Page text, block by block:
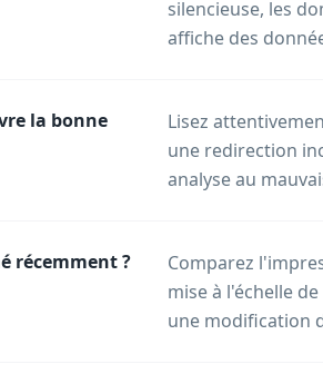
silencieuse, les
affiche des
la bonne
Lisez
une redirection
analyse au
récemment ?
Comparez
mise à l'échelle
une modification